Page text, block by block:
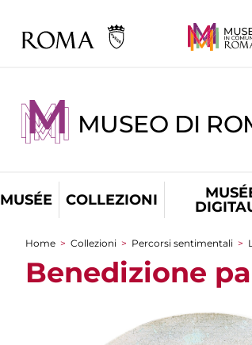
MUSEO DI
MUSÉE COLLEZIONI
You are here
Home > Collezioni > Percorsi sentimentali >
Benedizione